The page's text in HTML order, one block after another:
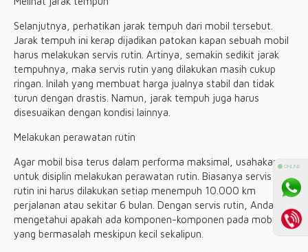
Selanjutnya, perhatikan jarak tempuh dari mobil tersebut.
Jarak tempuh ini kerap dijadikan patokan kapan sebuah mobil
harus melakukan servis rutin. Artinya, semakin sedikit jarak
tempuhnya, maka servis rutin yang dilakukan masih cukup
ringan. Inilah yang membuat harga jualnya stabil dan tidak
turun dengan drastis. Namun, jarak tempuh juga harus
disesuaikan dengan kondisi lainnya.
Melakukan perawatan rutin
Agar mobil bisa terus dalam performa maksimal, usahakan
untuk disiplin melakukan perawatan rutin. Biasanya servis
rutin ini harus dilakukan setiap menempuh 10.000 km
perjalanan atau sekitar 6 bulan. Dengan servis rutin, Anda bisa
mengetahui apakah ada komponen-komponen pada mobil
yang bermasalah meskipun kecil sekalipun.
⚫ ONLINE